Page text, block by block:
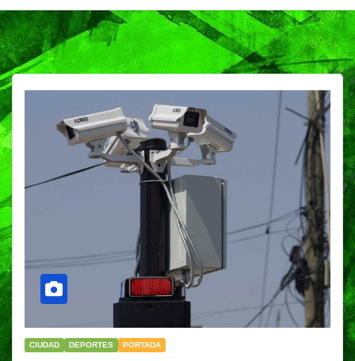
CIUDAD DEPORTES PORTADA